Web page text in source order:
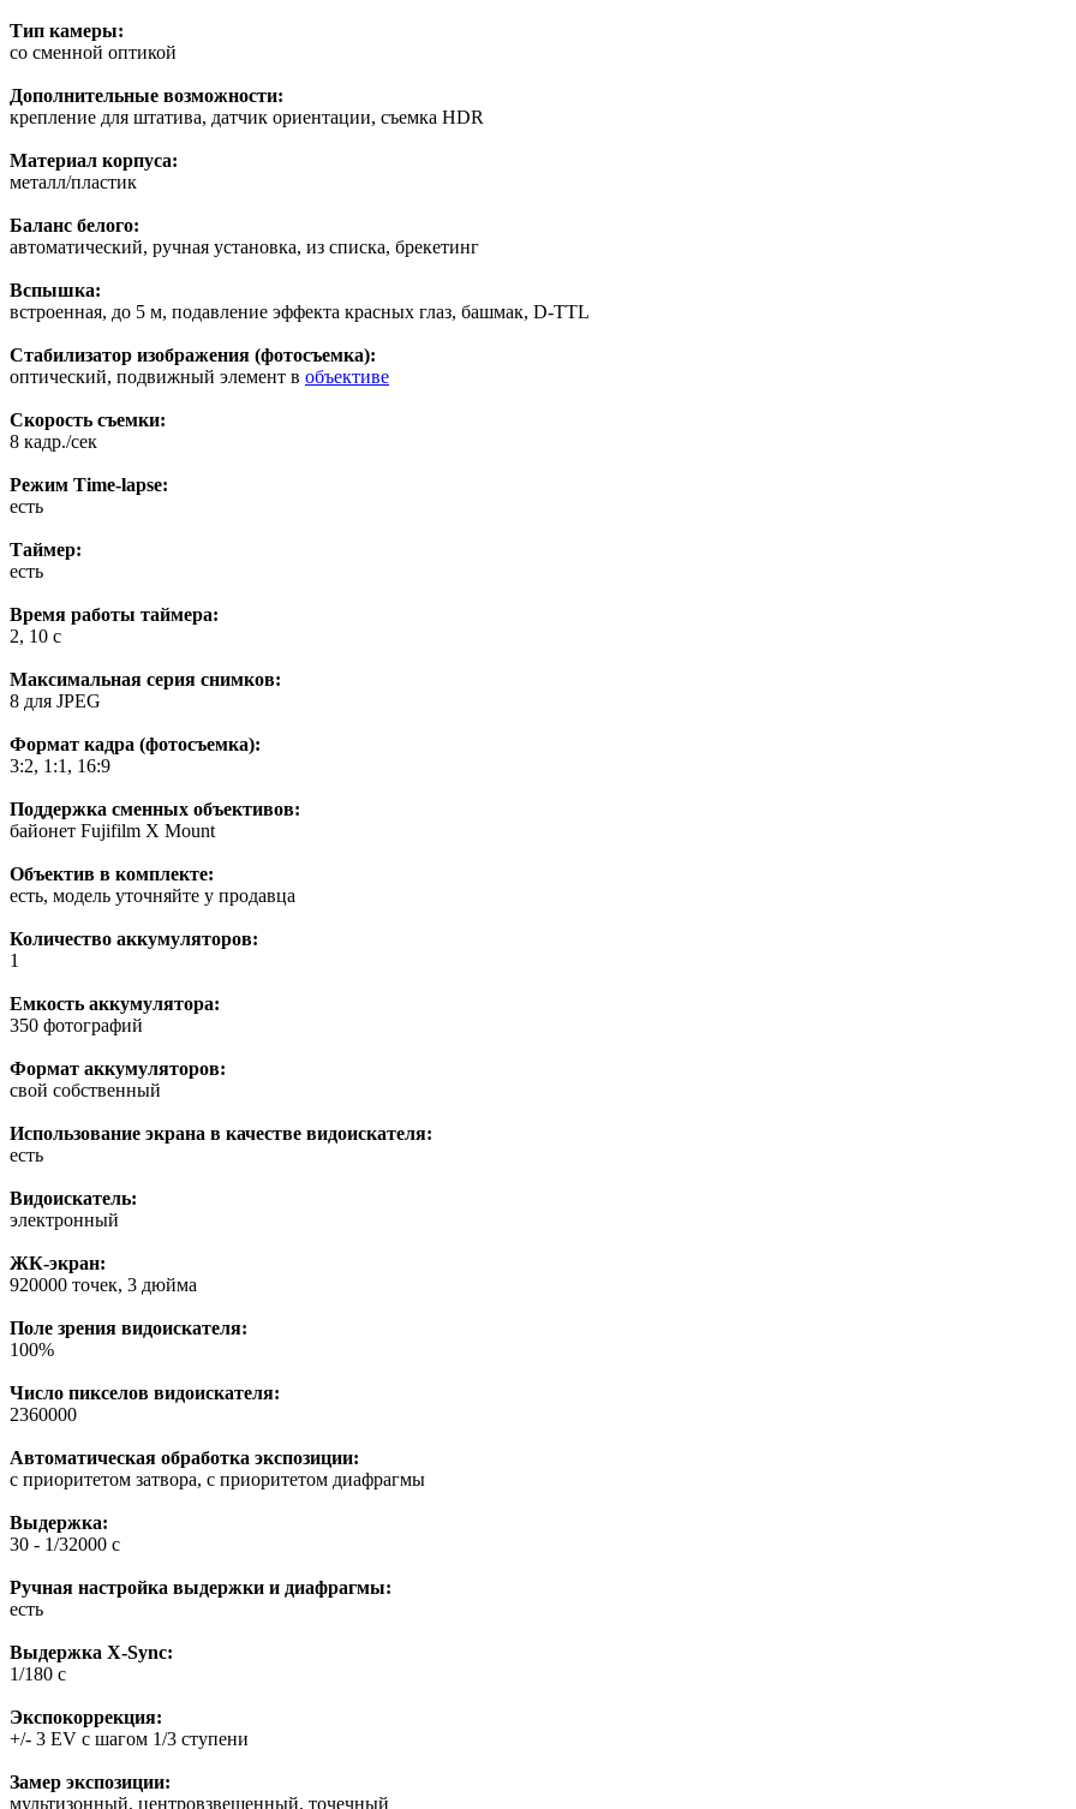
Тип камеры:
со сменной оптикой
Дополнительные возможности:
крепление для штатива, датчик ориентации, cъемка HDR
Материал корпуса:
металл/пластик
Баланс белого:
автоматический, ручная установка, из списка, брекетинг
Вспышка:
встроенная, до 5 м, подавление эффекта красных глаз, башмак, D-TTL
Стабилизатор изображения (фотосъемка):
оптический, подвижный элемент в объективе
Скорость съемки:
8 кадр./сек
Режим Time-lapse:
есть
Таймер:
есть
Время работы таймера:
2, 10 c
Максимальная серия снимков:
8 для JPEG
Формат кадра (фотосъемка):
3:2, 1:1, 16:9
Поддержка сменных объективов:
байонет Fujifilm X Mount
Объектив в комплекте:
есть, модель уточняйте у продавца
Количество аккумуляторов:
1
Емкость аккумулятора:
350 фотографий
Формат аккумуляторов:
свой собственный
Использование экрана в качестве видоискателя:
есть
Видоискатель:
электронный
ЖК-экран:
920000 точек, 3 дюйма
Поле зрения видоискателя:
100%
Число пикселов видоискателя:
2360000
Автоматическая обработка экспозиции:
с приоритетом затвора, с приоритетом диафрагмы
Выдержка:
30 - 1/32000 с
Ручная настройка выдержки и диафрагмы:
есть
Выдержка X-Sync:
1/180 c
Экспокоррекция:
+/- 3 EV с шагом 1/3 ступени
Замер экспозиции:
мультизонный, центровзвешенный, точечный